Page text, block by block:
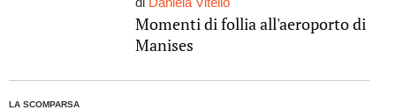
Momenti di follia all'aeroporto di
Manises
LA SCOMPARSA